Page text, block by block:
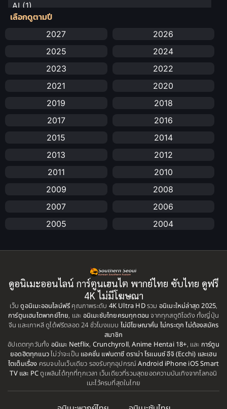
AI (1)
Amazon Prime
Anal (ประตูหลัง)
Animation การ์ตูน
Animation อนิเมะ
Animation แอนิเมชั่น
(25)
BBC(1)
Big tits (นมใหญ่)(19)
Biography
Bitch (ผู้หญิงร่าน)(1)
Blackmail (ข่มขู่) (1)
เลือกดูตามปี
2027
2026
2025
2024
2023
2022
2021
2020
2019
2018
2017
2016
2015
2014
2013
2012
2011
2010
2009
2008
2007
2006
2005
2004
1999
1998
1995
1993
1992
1991
1990
1989
1988
1987
ดูอนิเมะออนไลน์ การ์ตูนเฮนไต พากย์ไทย ซับไทย ดูฟรี
4K ไม่มีโฆษณา
เว็บดูอนิเมะออนไลน์ฟรี คุณภาพระดับ 4K Ultra HDรวม อนิเมะใหม่ล่าสุด 2025,
การ์ตูนเฮนไตพากย์ไทย, และ อนิเมะซับไทยครบทุกตอน จากทุกสตูดิโอดัง ทั้งญี่ปุ่น
จีน และเกาหลี ดูได้ฟรีตลอด 24 ชั่วโมงแบบ ไม่มีโฆษณาคั่น ไม่กระตุก ไม่ต้องสมัคร
สมาชิก
อัปเดตทุกวันทั้ง อนิเมะ Netflix, Crunchyroll,Anime Hentai 18+, และ การ์ตูน
ยอดฮิตทุกแนวไม่ว่าจะเป็น แอคชั่น แฟนตาซี ดราม่า โรแมนซ์ อีจิ (Ecchi) และเฮน
ไตเต็มเรื่อง ครบจบในเว็บเดียว รองรับทุกอุปกรณ์Android iPhone iOS Smart
TV และ PCดูเพลินได้ทุกที่ทุกเวลา เว็บเดียวที่รวมสุดยอดความบันเทิงจากโลกอนิ
เมะไว้ครบที่สุดในไทย